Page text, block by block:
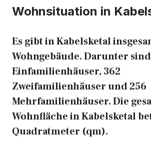
Wohnsituation in
Es gibt in Kabelsketal
Wohngebäude. Darunter
Einfamilienhäuser, 362
Zweifamilienhäuser und 256
Mehrfamilienhäuser. Die
Wohnfläche in Kabelsketal
Quadratmeter (qm).